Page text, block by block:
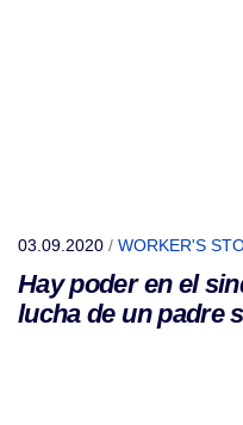
03.09.2020 / WORKER'S
Hay poder en el
lucha de un padre